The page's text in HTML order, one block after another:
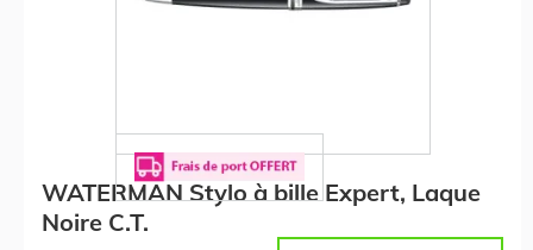
WATERMAN Stylo à bille Expert, Laque
Noire C.T.